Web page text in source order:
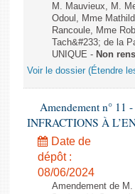
M. Mauvieux, M.
Odoul, Mme
Rancoule, Mme
Tach&#233; de la
UNIQUE - Non
Voir le dossier (Étendre
Amendement n° 11
INFRACTIONS À
Date de
dépôt :
08/06/2024
Amendement de